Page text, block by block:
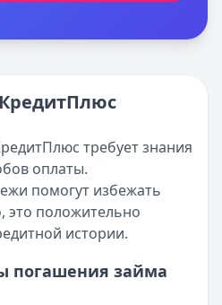
требует знания
оплаты.
помогут избежать
это положительно
истории.
погашения займа